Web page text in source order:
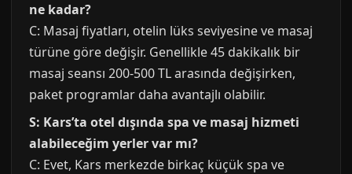
ne kadar?
C: Masaj fiyatları, otelin lüks seviyesine ve masaj
türüne göre değişir. Genellikle 45 dakikalık bir
masaj seansı 200-500 TL arasında değişirken,
paket programlar daha avantajlı olabilir.
S: Kars’ta otel dışında spa ve masaj hizmeti
alabileceğim yerler var mı?
C: Evet, Kars merkezde birkaç küçük spa ve